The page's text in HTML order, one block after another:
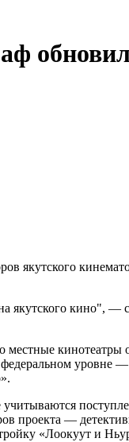
якутского
якутского кино", —
местные
уровне
учитываются
проекта —
«Лоокуут и